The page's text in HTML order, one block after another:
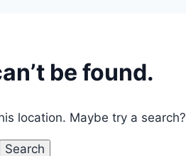
be found.
location. Maybe try a search?